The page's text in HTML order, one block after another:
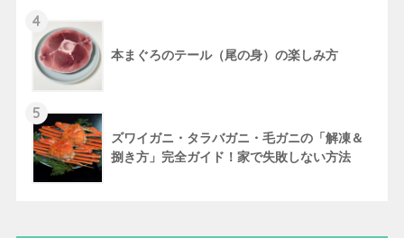
4
本まぐろのテール（尾の身）の楽しみ方
5
ズワイガニ・タラバガニ・毛ガニの「解凍＆
捌き方」完全ガイド！家で失敗しない方法